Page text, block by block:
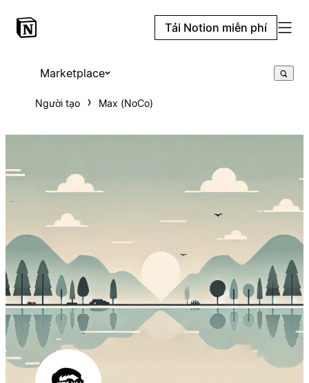
Tải Notion miễn phí
Marketplace
Người tạo Max (NoCo)